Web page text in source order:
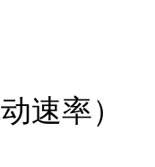
速率）